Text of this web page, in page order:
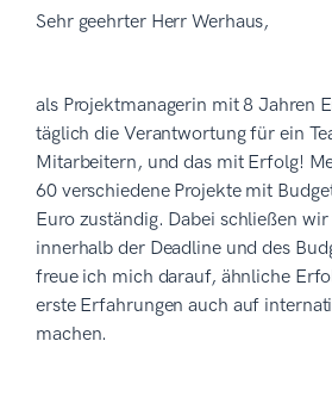
Sehr geehrter Herr Werhaus,
als Projektmanagerin mit 8 Jahren
täglich die Verantwortung für ein
Mitarbeitern, und das mit Erfolg!
60 verschiedene Projekte mit
Euro zuständig. Dabei schließen
innerhalb der Deadline und des
freue ich mich darauf, ähnliche
erste Erfahrungen auch auf
machen.